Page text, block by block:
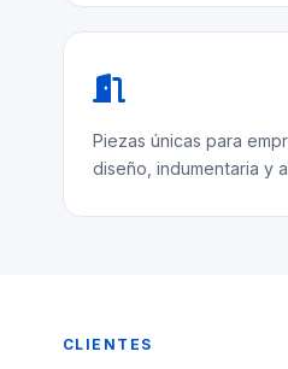
Piezas únicas para
diseño, indumentaria y
CLIENTES